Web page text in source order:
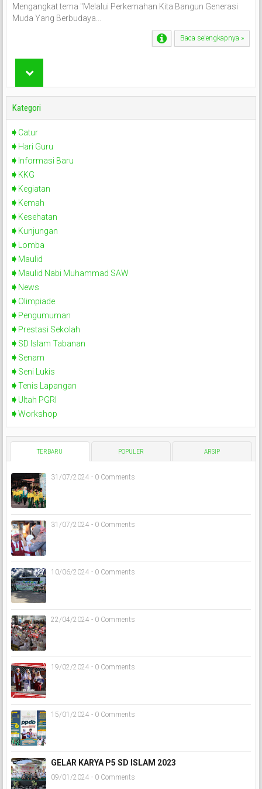
Mengangkat tema "Melalui Perkemahan Kita Bangun Generasi
Muda Yang Berbudaya...
Baca selengkapnya »
Kategori
Catur
Hari Guru
Informasi Baru
KKG
Kegiatan
Kemah
Kesehatan
Kunjungan
Lomba
Maulid
Maulid Nabi Muhammad SAW
News
Olimpiade
Pengumuman
Prestasi Sekolah
SD Islam Tabanan
Senam
Seni Lukis
Tenis Lapangan
Ultah PGRI
Workshop
TERBARU POPULER ARSIP
31/07/2024 - 0 Comments
31/07/2024 - 0 Comments
10/06/2024 - 0 Comments
22/04/2024 - 0 Comments
19/02/2024 - 0 Comments
15/01/2024 - 0 Comments
GELAR KARYA P5 SD ISLAM 2023
09/01/2024 - 0 Comments